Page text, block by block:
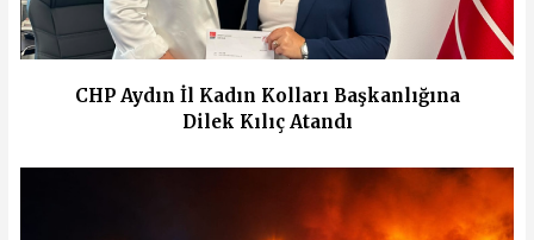
CHP Aydın İl Kadın Kolları Başkanlığına
Dilek Kılıç Atandı